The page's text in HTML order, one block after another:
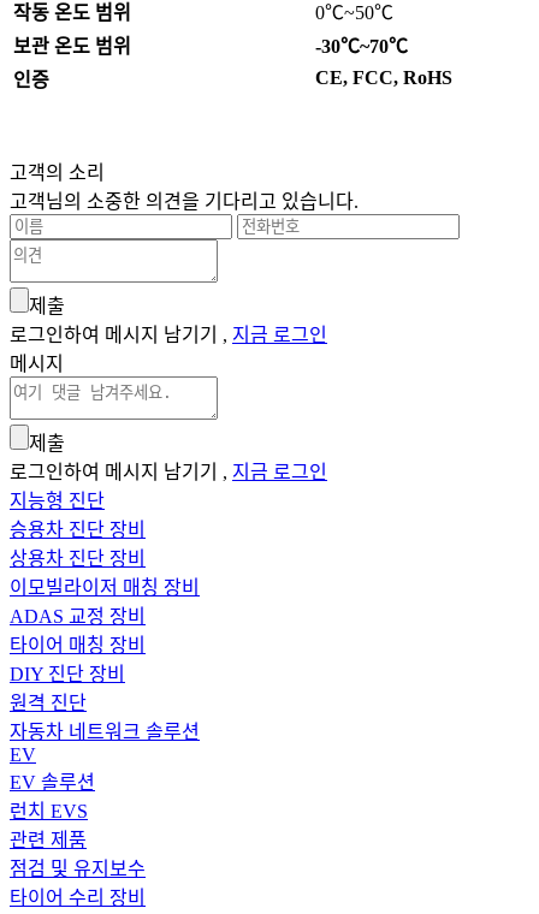
작동 온도 범위
0℃~50℃
보관 온도 범위
-30℃~70℃
인증
CE, FCC, RoHS
고객의 소리
고객님의 소중한 의견을 기다리고 있습니다.
제출
로그인하여 메시지 남기기 , 지금 로그인
메시지
제출
로그인하여 메시지 남기기 , 지금 로그인
지능형 진단
승용차 진단 장비
상용차 진단 장비
이모빌라이저 매칭 장비
ADAS 교정 장비
타이어 매칭 장비
DIY 진단 장비
원격 진단
자동차 네트워크 솔루션
EV
EV 솔루션
런치 EVS
관련 제품
점검 및 유지보수
타이어 수리 장비